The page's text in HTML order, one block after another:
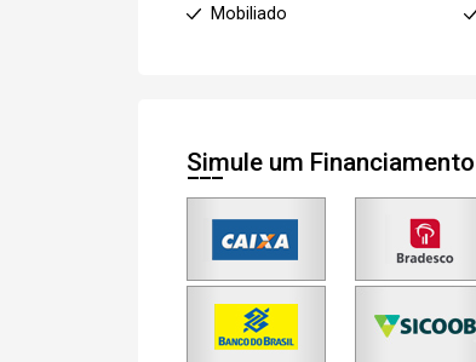
Mobiliado
Simule um Financiamento